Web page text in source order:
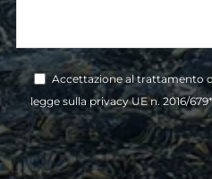
Accettazione al trattamento
legge sulla privacy UE n. 2016/679*